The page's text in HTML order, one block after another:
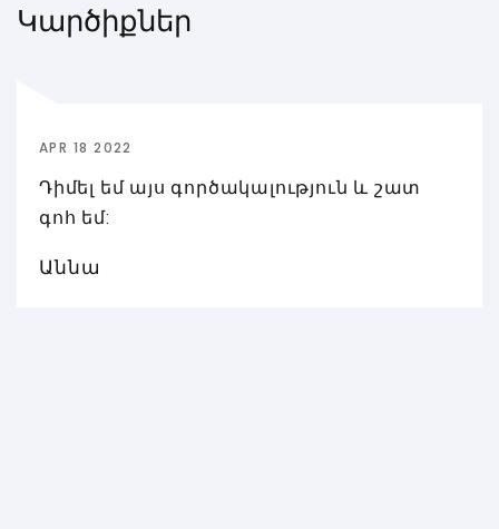
Կարծիքներ
APR 18 2022
Դիմել եմ այս գործակալություն և շատ
գոհ եմ:
Աննա